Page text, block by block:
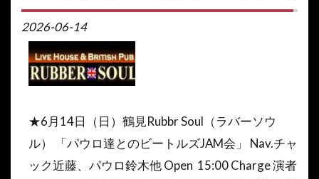
2026-06-14
★6月14日（日）鶴見Rubbr Soul（ラバーソウ
ル） 「パウロ達とのビートルズJAM会」 Nav.チャ
ック近藤、パウロ鈴木他 Open 15:00 Charge 演者